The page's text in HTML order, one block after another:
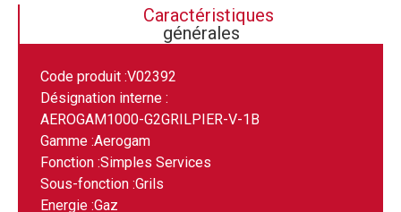
Caractéristiques
générales
Code produit :V02392
Désignation interne :
AEROGAM1000-G2GRILPIER-V-1B
Gamme :Aerogam
Fonction :Simples Services
Sous-fonction :Grils
Energie :Gaz